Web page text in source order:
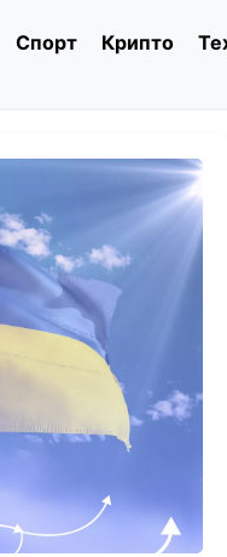
Спорт Крипто